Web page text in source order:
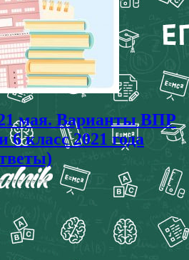
мая. Варианты ВПР
6 класс 2021 года